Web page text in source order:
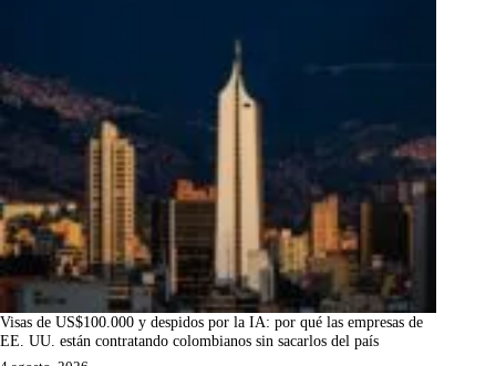
Visas de US$100.000 y despidos por la IA: por qué las empresas de
EE. UU. están contratando colombianos sin sacarlos del país